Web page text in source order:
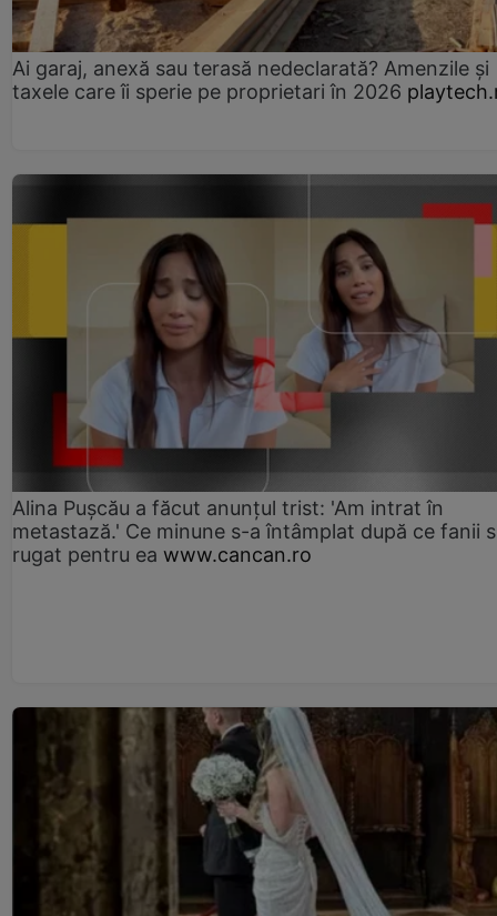
Ai garaj, anexă sau terasă nedeclarată? Amenzile și
taxele care îi sperie pe proprietari în 2026
Alina Pușcău a făcut anunțul trist: 'Am intrat în
metastază.' Ce minune s-a întâmplat după ce fanii
rugat pentru ea www.cancan.ro